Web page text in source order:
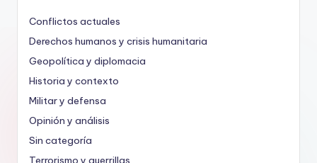
Conflictos actuales
Derechos humanos y crisis humanitaria
Geopolítica y diplomacia
Historia y contexto
Militar y defensa
Opinión y análisis
Sin categoría
Terrorismo y guerrillas